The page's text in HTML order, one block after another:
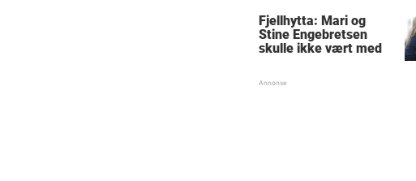
Fjellhytta: Mari og
Stine Engebretsen
skulle ikke vært med